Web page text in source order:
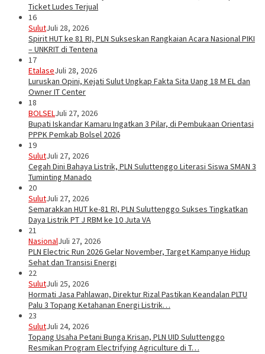
Ticket Ludes Terjual
16
SulutJuli 28, 2026
Spirit HUT ke 81 RI, PLN Sukseskan Rangkaian Acara Nasional PIKI
– UNKRIT di Tentena
17
EtalaseJuli 28, 2026
Luruskan Opini, Kejati Sulut Ungkap Fakta Sita Uang 18 M EL dan
Owner IT Center
18
BOLSELJuli 27, 2026
Bupati Iskandar Kamaru Ingatkan 3 Pilar, di Pembukaan Orientasi
PPPK Pemkab Bolsel 2026
19
SulutJuli 27, 2026
Cegah Dini Bahaya Listrik, PLN Suluttenggo Literasi Siswa SMAN 3
Tuminting Manado
20
SulutJuli 27, 2026
Semarakkan HUT ke-81 RI, PLN Suluttenggo Sukses Tingkatkan
Daya Listrik PT J RBM ke 10 Juta VA
21
NasionalJuli 27, 2026
PLN Electric Run 2026 Gelar November, Target Kampanye Hidup
Sehat dan Transisi Energi
22
SulutJuli 25, 2026
Hormati Jasa Pahlawan, Direktur Rizal Pastikan Keandalan PLTU
Palu 3 Topang Ketahanan Energi Listrik…
23
SulutJuli 24, 2026
Topang Usaha Petani Bunga Krisan, PLN UID Suluttenggo
Resmikan Program Electrifying Agriculture di T…